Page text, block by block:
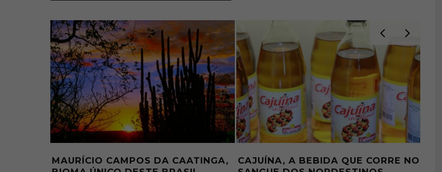
A BAUNILHA DO CERRADO E A
PITANGA, A DELICIOSA “BRAZILIAN